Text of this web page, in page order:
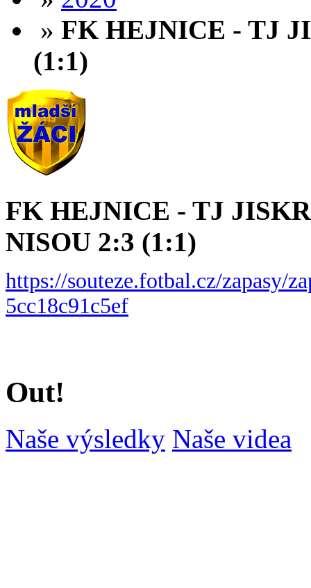
» FK HEJNICE - TJ
(1:1)
FK HEJNICE - TJ
NISOU 2:3 (1:1)
https://souteze.fotbal.cz/zapasy/
5cc18c91c5ef
Out!
Naše výsledky Naše videa